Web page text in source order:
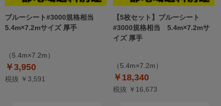
ブルーシート#3000規格相当
5.4m×7.2mサイズ 厚手
（5.4m×7.2m）
￥3,950
税抜 ￥3,591
【5枚セット】ブルーシート
#3000規格相当 5.4m×7.2mサ
イズ 厚手
（5.4m×7.2m）
￥18,340
税抜 ￥16,673